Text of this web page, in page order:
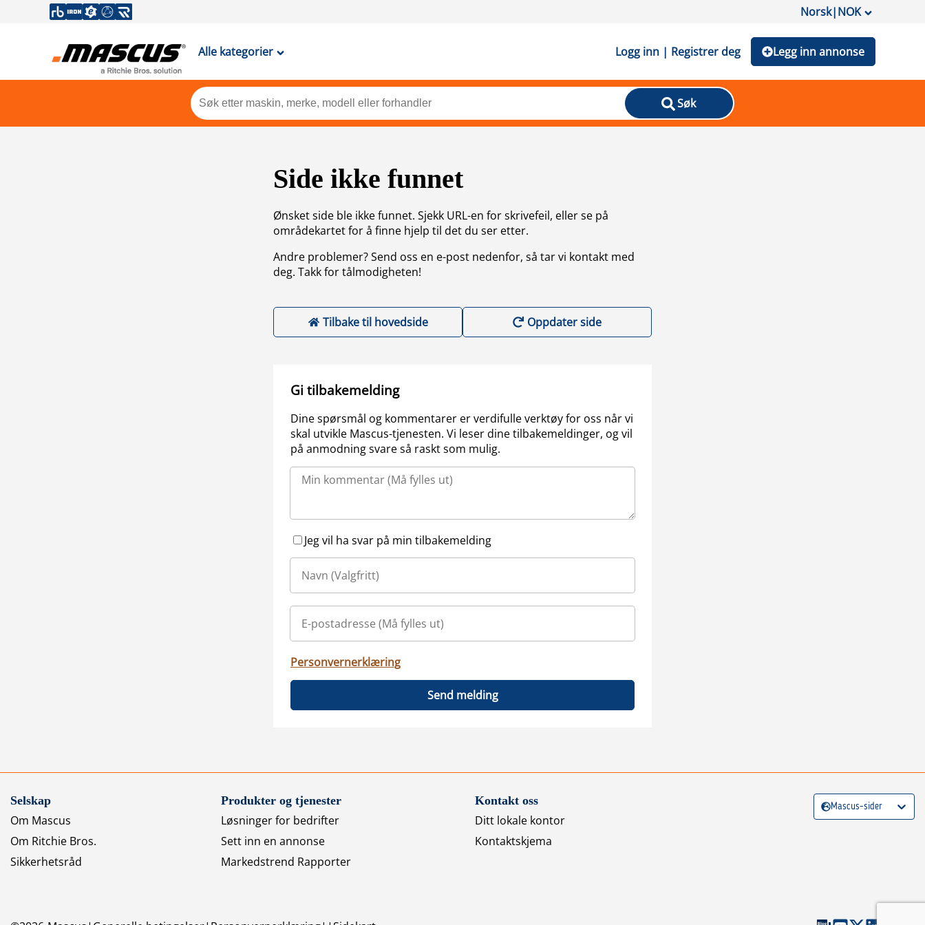
Norsk|NOK
Alle kategorier Logg inn | Registrer deg Legg inn annonse
Søk
Side ikke funnet
Ønsket side ble ikke funnet. Sjekk URL-en for skrivefeil, eller se på
områdekartet for å finne hjelp til det du ser etter.
Andre problemer? Send oss en e-post nedenfor, så tar vi kontakt med
deg. Takk for tålmodigheten!
Tilbake til hovedside Oppdater side
Gi tilbakemelding
Dine spørsmål og kommentarer er verdifulle verktøy for oss når vi
skal utvikle Mascus-tjenesten. Vi leser dine tilbakemeldinger, og vil
på anmodning svare så raskt som mulig.
Jeg vil ha svar på min tilbakemelding
Personvernerklæring
Send melding
Selskap
Om Mascus
Om Ritchie Bros.
Sikkerhetsråd
Produkter og tjenester
Løsninger for bedrifter
Sett inn en annonse
Markedstrend Rapporter
Kontakt oss
Ditt lokale kontor
Kontaktskjema
Mascus-sider